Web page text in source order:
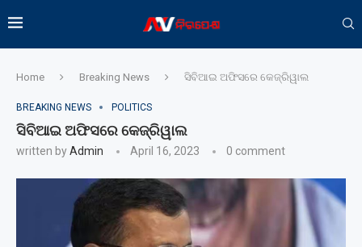
Home Breaking News ସିବିଆଇ ଅଫିସରେ କେଜ୍ରିୱାଲ
BREAKING NEWS POLITICS
ସିବିଆଇ ଅଫିସରେ କେଜ୍ରିୱାଲ
written byAdmin April 16, 2023 0 comment